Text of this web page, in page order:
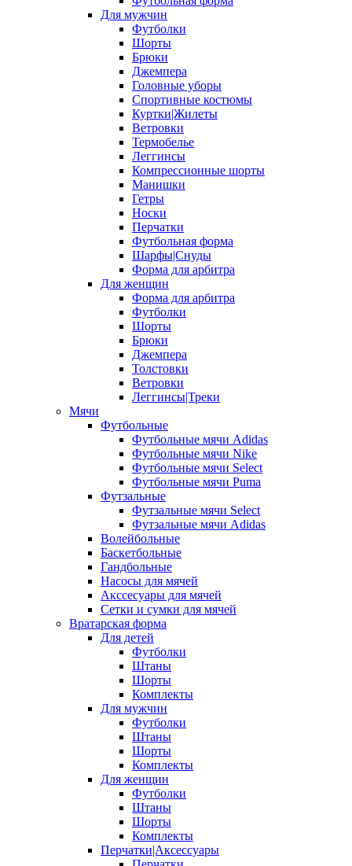
Для мужчин
Футболки
Шорты
Брюки
Джемпера
Головные уборы
Спортивные костюмы
Куртки|Жилеты
Ветровки
Термобелье
Леггинсы
Компрессионные шорты
Манишки
Гетры
Носки
Перчатки
Футбольная форма
Шарфы|Снуды
Форма для арбитра
Для женщин
Форма для арбитра
Футболки
Шорты
Брюки
Джемпера
Толстовки
Ветровки
Леггинсы|Треки
Мячи
Футбольные
Футбольные мячи Adidas
Футбольные мячи Nike
Футбольные мячи Select
Футбольные мячи Puma
Футзальные
Футзальные мячи Select
Футзальные мячи Adidas
Волейбольные
Баскетбольные
Гандбольные
Насосы для мячей
Акссесуары для мячей
Сетки и сумки для мячей
Вратарская форма
Для детей
Футболки
Штаны
Шорты
Комплекты
Для мужчин
Футболки
Штаны
Шорты
Комплекты
Для женщин
Футболки
Штаны
Шорты
Комплекты
Перчатки|Аксессуары